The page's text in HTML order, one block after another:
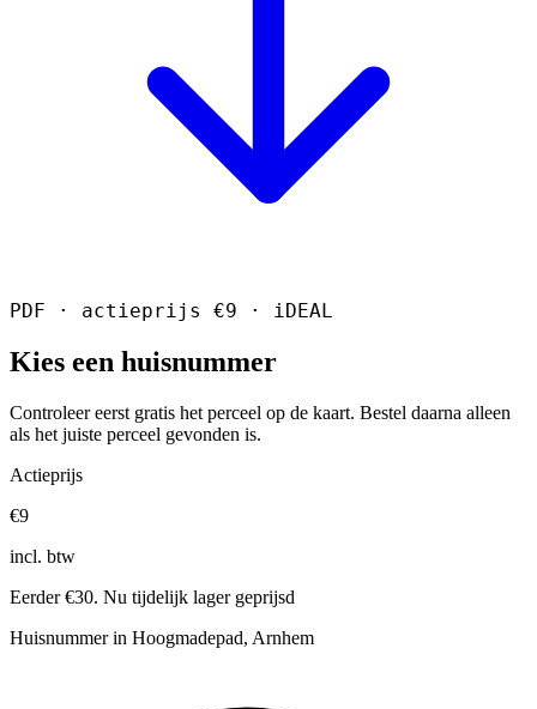
PDF · actieprijs €9 · iDEAL
Kies een huisnummer
Controleer eerst gratis het perceel op de kaart. Bestel daarna alleen
als het juiste perceel gevonden is.
Actieprijs
€9
incl. btw
Eerder €30. Nu tijdelijk lager geprijsd
Huisnummer in Hoogmadepad, Arnhem